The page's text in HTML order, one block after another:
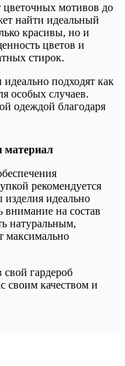
цветочных мотивов до
найти идеальный
красивы, но и
цветов и
стирок.
подходят как
особых случаев.
одеждой благодаря
материал
рекомендуется
изделия идеально
внимание на состав
натуральным,
максимально
гардероб
своим качеством и